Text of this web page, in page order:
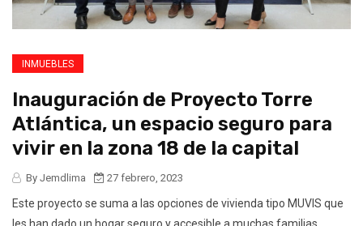
INMUEBLES
Inauguración de Proyecto Torre
Atlántica, un espacio seguro para
vivir en la zona 18 de la capital
By Jemdlima 27 febrero, 2023
Este proyecto se suma a las opciones de vivienda tipo MUVIS que
les han dado un hogar seguro y accesible a muchas familias.